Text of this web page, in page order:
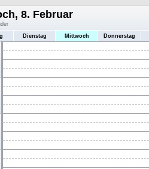
8. Februar
Dienstag Mittwoch Donnerstag